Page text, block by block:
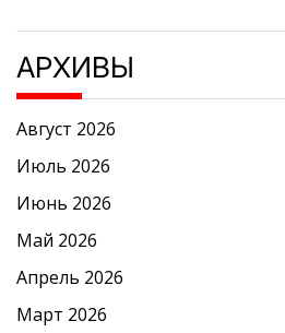
АРХИВЫ
Август 2026
Июль 2026
Июнь 2026
Май 2026
Апрель 2026
Март 2026